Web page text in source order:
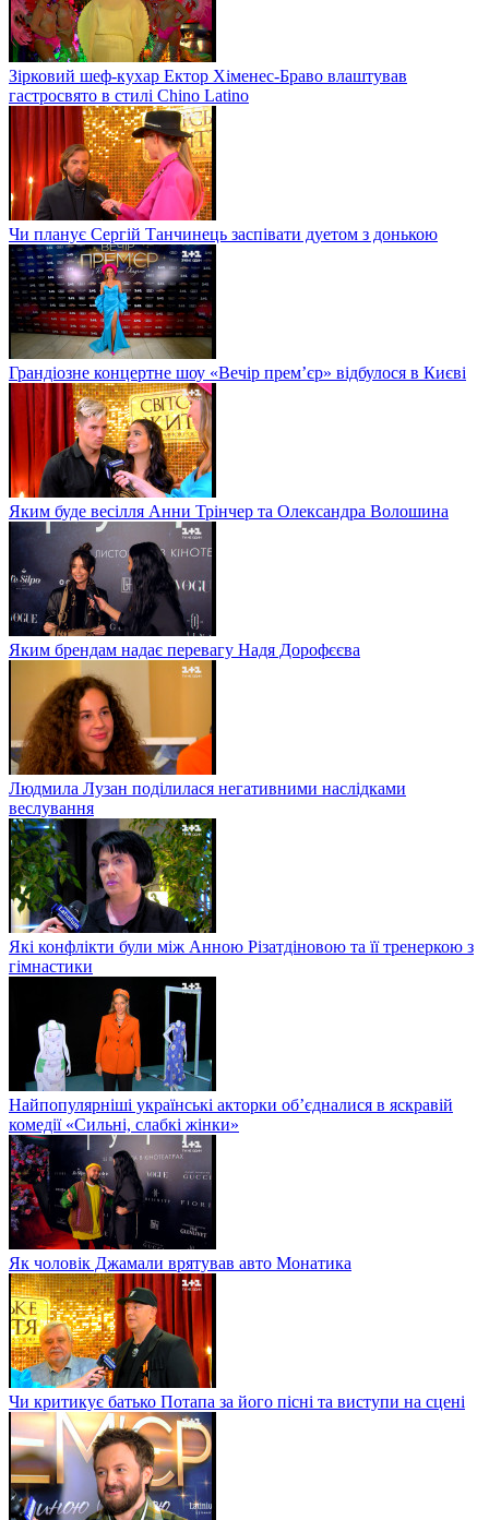
Зірковий шеф-кухар Ектор Хіменес-Браво влаштував
гастросвято в стилі Chino Latino
Чи планує Сергій Танчинець заспівати дуетом з донькою
Грандіозне концертне шоу «Вечір прем’єр» відбулося в Києві
Яким буде весілля Анни Трінчер та Олександра Волошина
Яким брендам надає перевагу Надя Дорофєєва
Людмила Лузан поділилася негативними наслідками
веслування
Які конфлікти були між Анною Різатдіновою та її тренеркою з
гімнастики
Найпопулярніші українські акторки об’єдналися в яскравій
комедії «Сильні, слабкі жінки»
Як чоловік Джамали врятував авто Монатика
Чи критикує батько Потапа за його пісні та виступи на сцені